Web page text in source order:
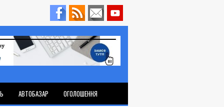
АВТОБАЗАР ОГОЛОШЕННЯ